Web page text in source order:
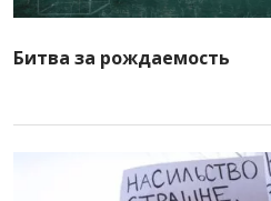
Битва за рождаемость